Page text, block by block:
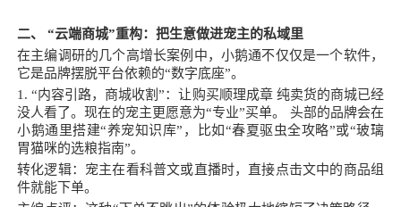
二、 “云端商城”重构：把生意做进宠主的私域里
在主编调研的几个高增长案例中，小鹅通不仅仅是一个软件，
它是品牌摆脱平台依赖的“数字底座”。
1. “内容引路，商城收割”：让购买顺理成章 纯卖货的商城已经
没人看了。现在的宠主更愿意为“专业”买单。 头部的品牌会在
小鹅通里搭建“养宠知识库”，比如“春夏驱虫全攻略”或“玻璃
胃猫咪的选粮指南”。
转化逻辑：宠主在看科普文或直播时，直接点击文中的商品组
件就能下单。